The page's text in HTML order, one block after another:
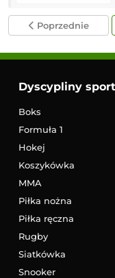
Poprzednie
Dyscypliny
Boks
Formuła 1
Hokej
Koszykówka
MMA
Piłka nożna
Piłka ręczna
Rugby
Siatkówka
Snooker